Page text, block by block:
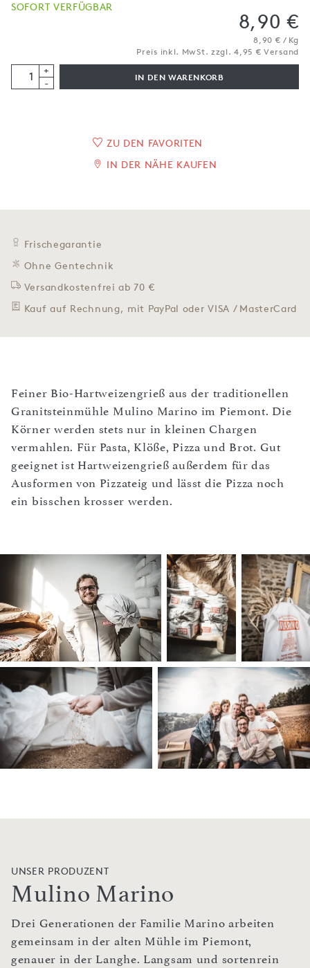
SOFORT VERFÜGBAR
8,90 €
8,90 € / Kg
Preis inkl. MwSt. zzgl. 4,95 € Versand
+
-
IN DEN WARENKORB
ZU DEN FAVORITEN
IN DER NÄHE KAUFEN
Frischegarantie
Ohne Gentechnik
Versandkostenfrei ab 70 €
Kauf auf Rechnung, mit PayPal oder VISA / MasterCard
Feiner Bio-Hartweizengrieß aus der traditionellen
Granitsteinmühle Mulino Marino im Piemont. Die
Körner werden stets nur in kleinen Chargen
vermahlen. Für Pasta, Klöße, Pizza und Brot. Gut
geeignet ist Hartweizengrieß außerdem für das
Ausformen von Pizzateig und lässt die Pizza noch
ein bisschen krosser werden.
UNSER PRODUZENT
Mulino Marino
Drei Generationen der Familie Marino arbeiten
gemeinsam in der alten Mühle im Piemont,
genauer in der Langhe. Langsam und sortenrein